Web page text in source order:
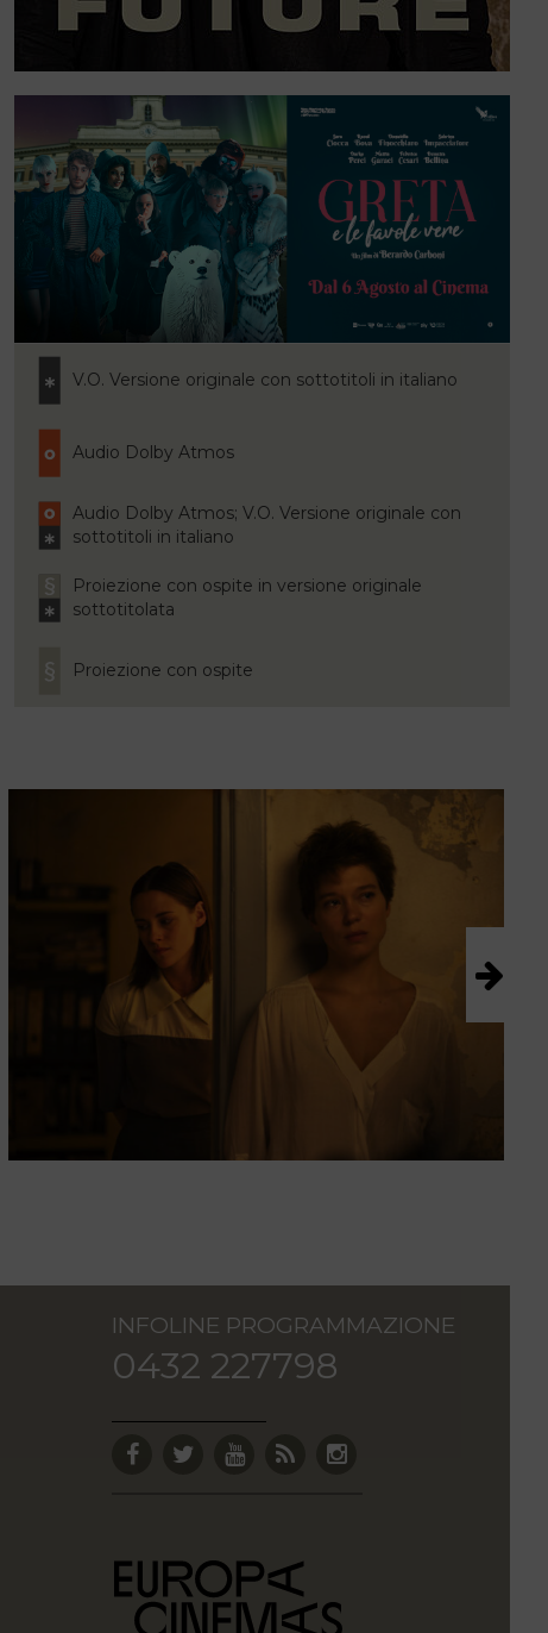
V.O. Versione originale con sottotitoli in italiano
Audio Dolby Atmos
Audio Dolby Atmos; V.O. Versione originale con
sottotitoli in italiano
Proiezione con ospite in versione originale
sottotitolata
Proiezione con ospite
INFOLINE PROGRAMMAZIONE
0432 227798